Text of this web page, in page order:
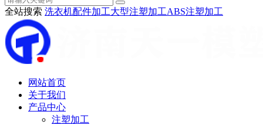
全站搜索 洗衣机配件加工大型注塑加工ABS注塑加工
网站首页
关于我们
产品中心
注塑加工